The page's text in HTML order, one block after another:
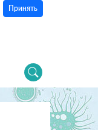
Принять